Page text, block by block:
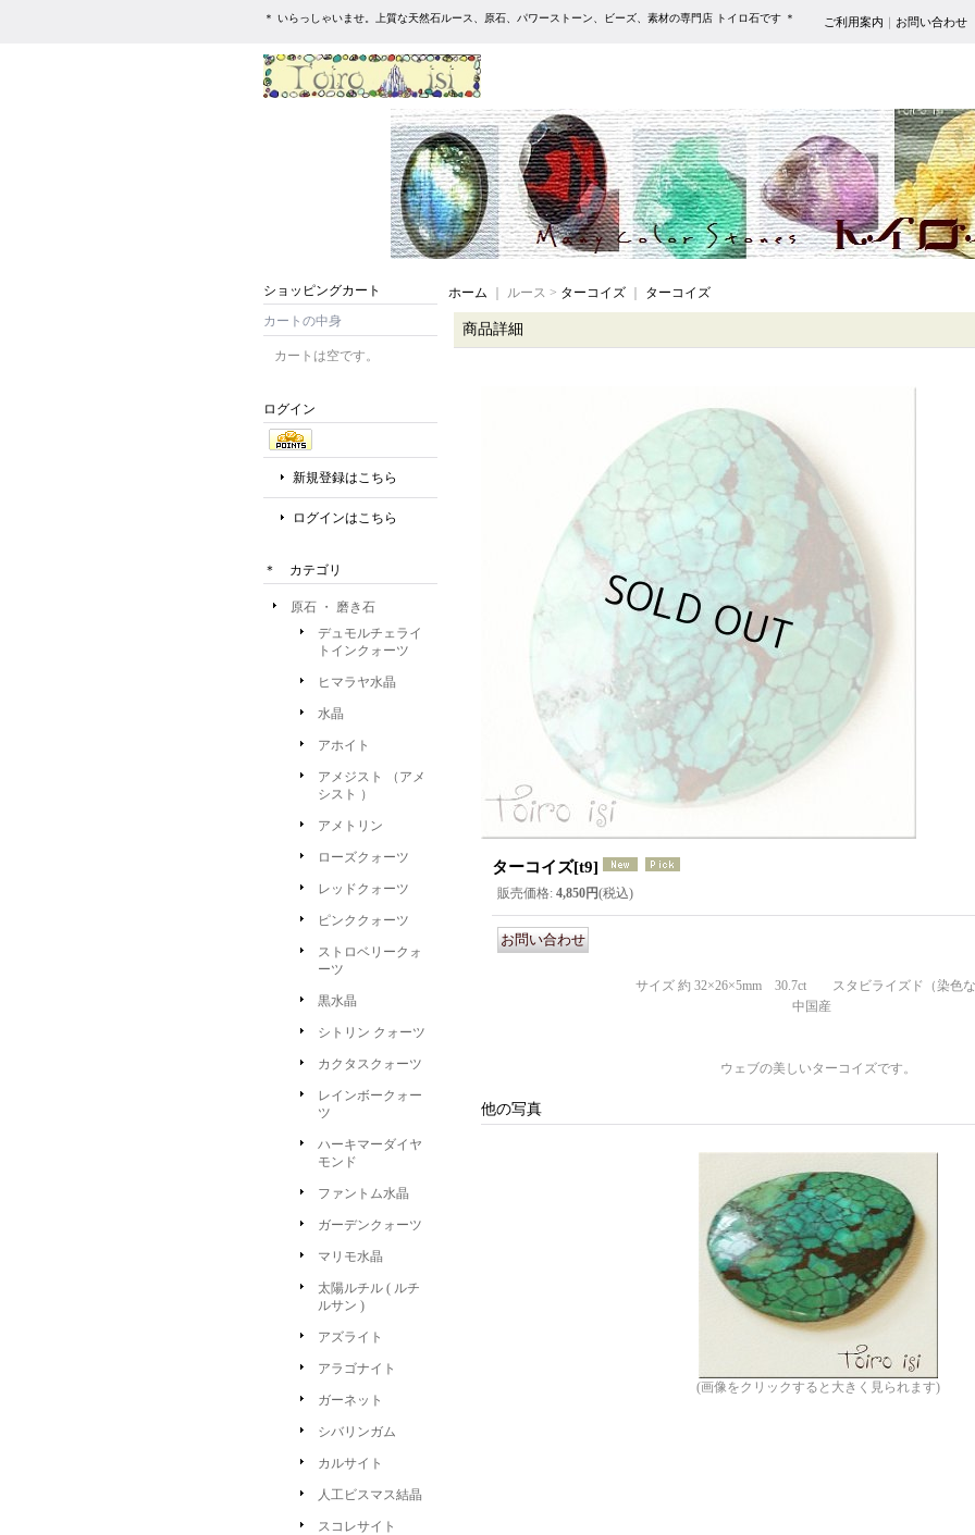
＊ いらっしゃいませ。上質な天然石ルース、原石、パワーストーン、ビーズ、素材の専門店 トイロ石です ＊ ご利用案内 ｜ お問い合わせ
ショッピングカート
カートの中身
カートは空です。
ログイン
新規登録はこちら
ログインはこちら
＊ カテゴリ
原石 ・ 磨き石
デュモルチェライ
トインクォーツ
ヒマラヤ水晶
水晶
アホイト
アメジスト （アメ
シスト ）
アメトリン
ローズクォーツ
レッドクォーツ
ピンククォーツ
ストロベリークォ
ーツ
黒水晶
シトリン クォーツ
カクタスクォーツ
レインボークォー
ツ
ハーキマーダイヤ
モンド
ファントム水晶
ガーデンクォーツ
マリモ水晶
太陽ルチル ( ルチ
ルサン )
アズライト
アラゴナイト
ガーネット
シバリンガム
カルサイト
人工ビスマス結晶
スコレサイト
ホーム ｜ ルース > ターコイズ ターコイズ
商品詳細
ターコイズ[t9]
販売価格: 4,850円(税込)
サイズ 約 32×26×5mm 30.7ct スタビライズド（染色
中国産
ウェブの美しいターコイズです。
他の写真
(画像をクリックすると大きく見られます)